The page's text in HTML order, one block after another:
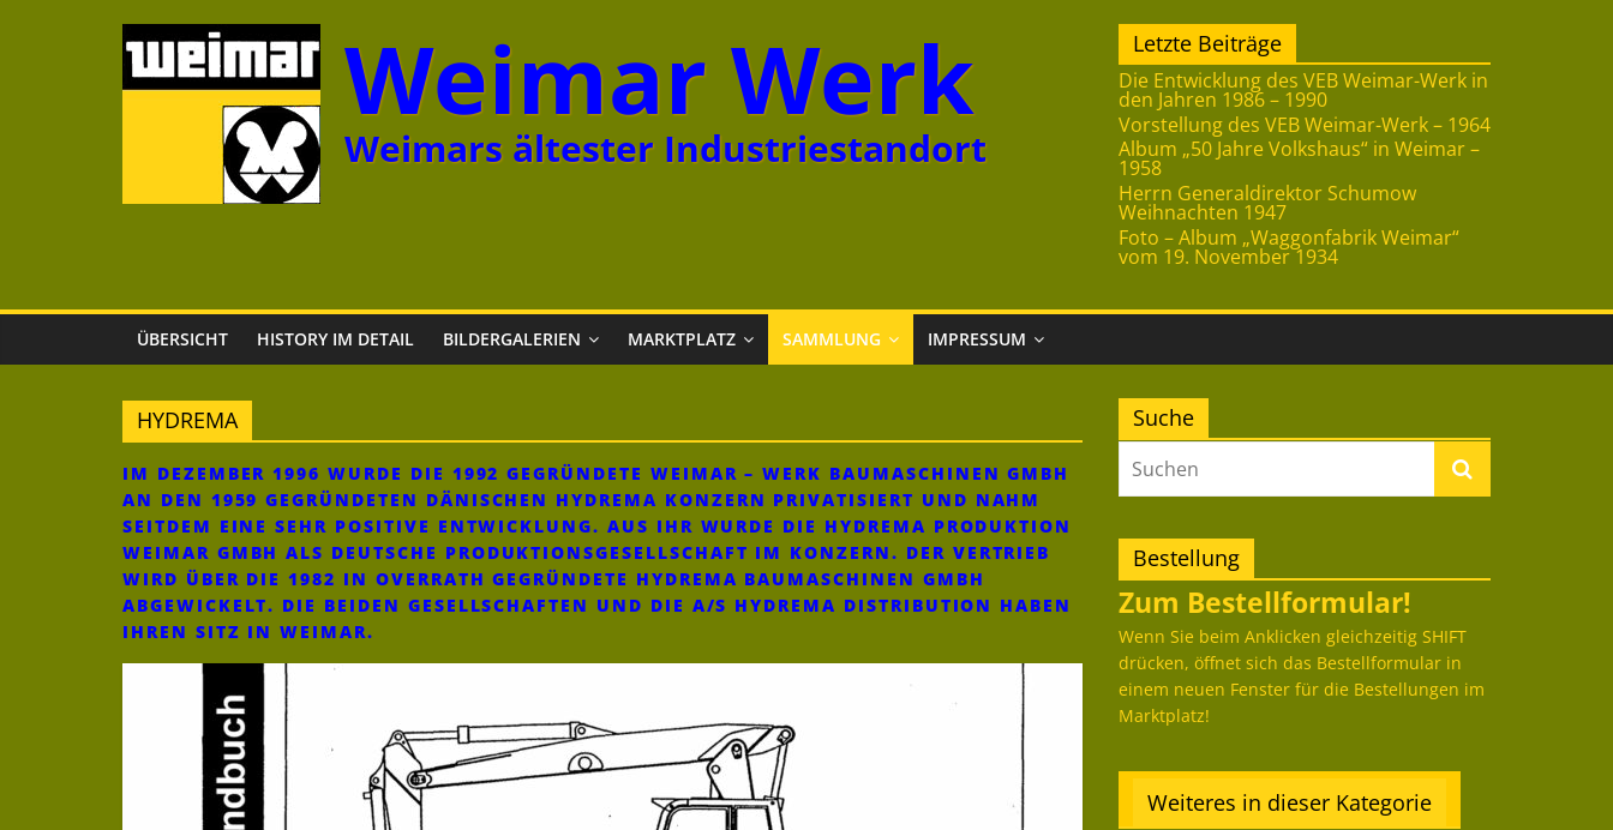
Weimar Werk
Weimars ältester Industriestandort
Letzte Beiträge
Die Entwicklung des VEB Weimar-Werk in
den Jahren 1986 – 1990
Vorstellung des VEB Weimar-Werk – 1964
Album „50 Jahre Volkshaus“ in Weimar –
1958
Herrn Generaldirektor Schumow
Weihnachten 1947
Foto – Album „Waggonfabrik Weimar“
vom 19. November 1934
ÜBERSICHT HISTORY IM DETAIL BILDERGALERIEN MARKTPLATZ SAMMLUNG IMPRESSUM
HYDREMA
IM DEZEMBER 1996 WURDE DIE 1992 GEGRÜNDETE WEIMAR – WERK BAUMASCHINEN GMBH
AN DEN 1959 GEGRÜNDETEN DÄNISCHEN HYDREMA KONZERN PRIVATISIERT UND NAHM
SEITDEM EINE SEHR POSITIVE ENTWICKLUNG. AUS IHR WURDE DIE HYDREMA PRODUKTION
WEIMAR GMBH ALS DEUTSCHE PRODUKTIONSGESELLSCHAFT IM KONZERN. DER VERTRIEB
WIRD ÜBER DIE 1982 IN OVERRATH GEGRÜNDETE HYDREMA BAUMASCHINEN GMBH
ABGEWICKELT. DIE BEIDEN GESELLSCHAFTEN UND DIE A/S HYDREMA DISTRIBUTION HABEN
IHREN SITZ IN WEIMAR.
Suche
Bestellung
Zum Bestellformular!
Wenn Sie beim Anklicken gleichzeitig SHIFT
drücken, öffnet sich das Bestellformular in
einem neuen Fenster für die Bestellungen im
Marktplatz!
Weiteres in dieser Kategorie